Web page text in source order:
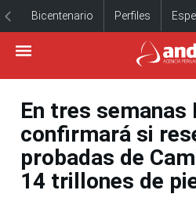
Bicentenario Perfiles
En tres semanas
confirmará si
probadas de
14 trillones de